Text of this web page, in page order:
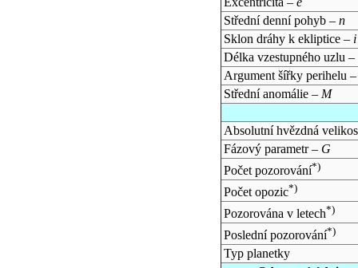
Střední denní pohyb – n
Sklon dráhy k ekliptice – i
Délka vzestupného uzlu –
Argument šířky perihelu
Střední anomálie – M
Absolutní hvězdná
Fázový parametr – G
Počet pozorování*)
Počet opozic*)
Pozorována v letech*)
Poslední pozorování*)
Typ planetky